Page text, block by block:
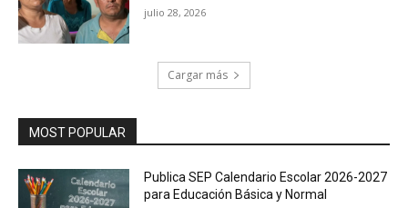
julio 28, 2026
Cargar más
MOST POPULAR
Publica SEP Calendario Escolar 2026-2027
para Educación Básica y Normal